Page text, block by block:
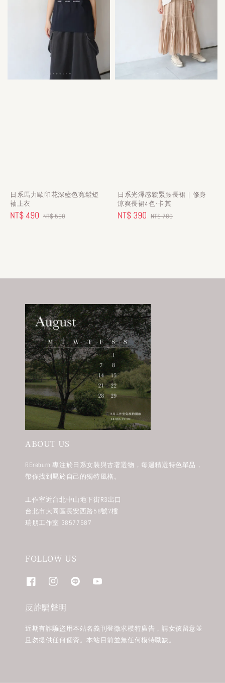
日系馬力歐印花深藍色寬鬆短
袖上衣
Sale
NT$ 490 Regular
NT$ 590
日系光澤感鬆緊腰長裙｜修身
涼爽長裙4色-卡其
Sale
NT$ 390 Regular
NT$ 780
ABOUT US
REreburn 專注於日系女裝與古著選物，每週精選特色單品，
帶你找到屬於自己的獨特風格。
工作室近台北中山地下街R3出口
台北市大同區長安西路58號7樓
瑞朋工作室 38577587
FOLLOW US
反詐騙聲明
近期有詐騙盜用本站名義刊登徵求模特廣告，請女孩留意並
且勿提供任何個資。本站目前並無任何模特職缺。